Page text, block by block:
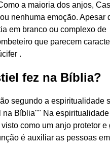
a maioria dos anjos,
nenhuma emoção. Apesar
em branco ou complexo de
que parecem
.
fez na Bíblia?
segundo a espiritualidade
na Bíblia"" Na espiritualidade
como um anjo protetor e
é auxiliar as pessoas